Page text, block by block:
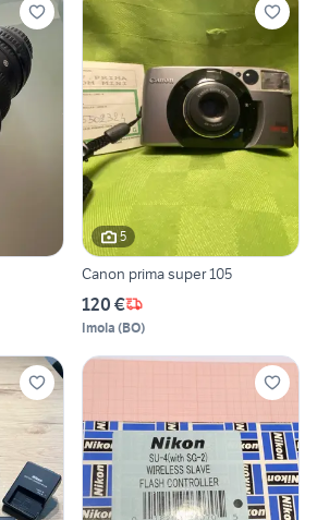
5
Canon prima super 105
120 €
Imola (BO)